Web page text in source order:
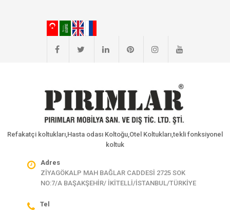
Refakatçi koltukları,Hasta odası Koltoğu,Otel Koltukları,tekli fonksiyonel
koltuk
Adres
ZİYAGÖKALP MAH BAĞLAR CADDESİ 2725 SOK
NO:7/A BAŞAKŞEHİR/ İKİTELLİ/İSTANBUL/TÜRKİYE
Tel